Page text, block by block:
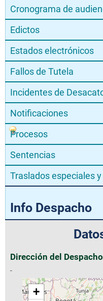
Cronograma de
Edictos
Estados electrónicos
Fallos de Tutela
Incidentes de
Notificaciones
Procesos
Sentencias
Traslados especiales
Info Despacho
Dirección del Despacho
-
+